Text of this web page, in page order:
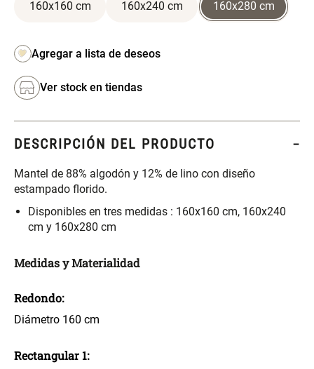
160x160 cm 160x240 cm 160x280 cm
Ver stock en tiendas
DESCRIPCIÓN DEL PRODUCTO
Mantel de 88% algodón y 12% de lino con diseño
estampado florido.
Disponibles en tres medidas : 160x160 cm, 160x240
cm y 160x280 cm
Medidas y Materialidad
Redondo:
Diámetro 160 cm
Rectangular 1:
S/ 349.00S/ 261.00 S/ 104.00
Set Sábanas Algodón satín 240
Hilos
S/ 169.00
Canasto Ropa Bambú Redondo
con Forro
S/ 69.90
Bandejas con Puerta 23 x 23 x
S/ 169.00 S/ 135.20
Comoda Bambú con Puertas 80
x 33 x 80 cm
S/ 319.00S/ 254.90
Almohada Sensación Plumas
Plumón Pluma
S/ 269.00